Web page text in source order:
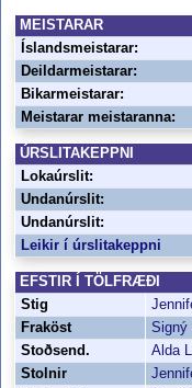
MEISTARAR
Íslandsmeistarar:
Deildarmeistarar:
Bikarmeistarar:
Meistarar meistaranna:
ÚRSLITAKEPPNI
Lokaúrslit:
Undanúrslit:
Undanúrslit:
Leikir í úrslitakeppni
EFSTIR Í TÖLFRÆÐI
Stig
Fraköst
Signý
Stoðsend.
Alda
Stolnir